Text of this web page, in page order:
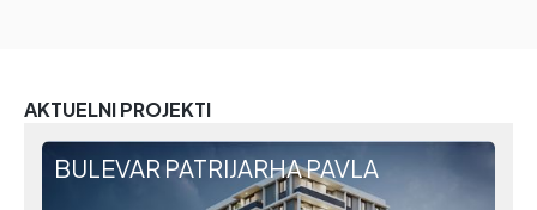
AKTUELNI PROJEKTI
BULEVAR PATRIJARHA PAVLA